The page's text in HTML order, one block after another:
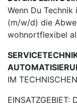
Wenn Du
(m/w/d) die
wohnortflexibel
IM
EINSATZGEBIET: